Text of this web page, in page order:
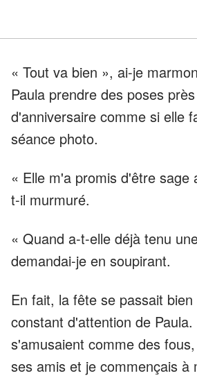
« Tout va bien », ai-je
Paula prendre des poses
d'anniversaire comme si elle
séance photo.
« Elle m'a promis d'être sage
t-il murmuré.
« Quand a-t-elle déjà tenu
demandai-je en soupirant.
En fait, la fête se passait
constant d'attention de
s'amusaient comme des
ses amis et je commençais à